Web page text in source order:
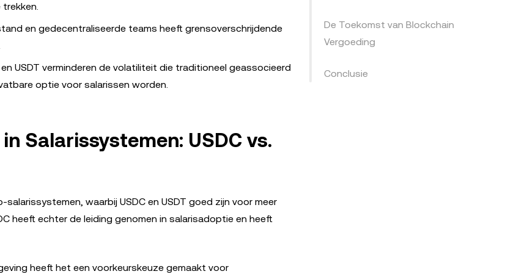
en gedecentraliseerde teams heeft grensoverschrijdende
USDT verminderen de volatiliteit die traditioneel geassocieerd
optie voor salarissen worden.
Salarissystemen: USDC vs.
waarbij USDC en USDT goed zijn voor meer
heeft echter de leiding genomen in salarisadoptie en heeft
heeft het een voorkeurskeuze gemaakt voor
De Toekomst van Blockchain
Vergoeding
Conclusie